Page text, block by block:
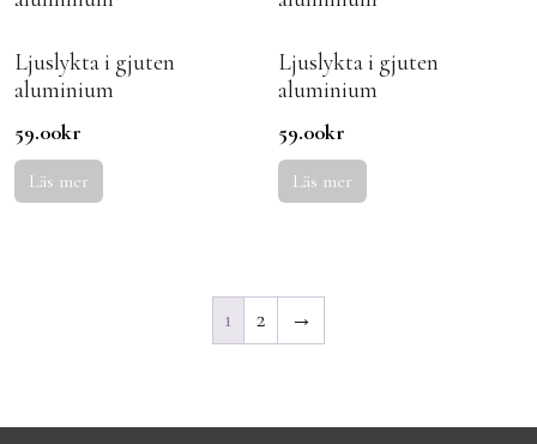
Ljuslykta i gjuten
aluminium
59.00kr
Läs mer
Ljuslykta i gjuten
aluminium
59.00kr
Läs mer
1 2 →